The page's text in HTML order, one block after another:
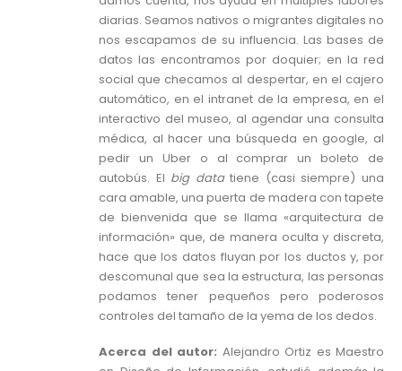
diarias. Seamos nativos o migrantes digitales no
nos escapamos de su influencia. Las bases de
datos las encontramos por doquier; en la red
social que checamos al despertar, en el cajero
automático, en el intranet de la empresa, en el
interactivo del museo, al agendar una consulta
médica, al hacer una búsqueda en google, al
pedir un Uber o al comprar un boleto de
autobús. El big datatiene (casi siempre) una
cara amable, una puerta de madera con tapete
de bienvenida que se llama «arquitectura de
información» que, de manera oculta y discreta,
hace que los datos fluyan por los ductos y, por
descomunal que sea la estructura, las personas
podamos tener pequeños pero poderosos
controles del tamaño de la yema de los dedos.
Acerca del autor: Alejandro Ortiz es Maestro